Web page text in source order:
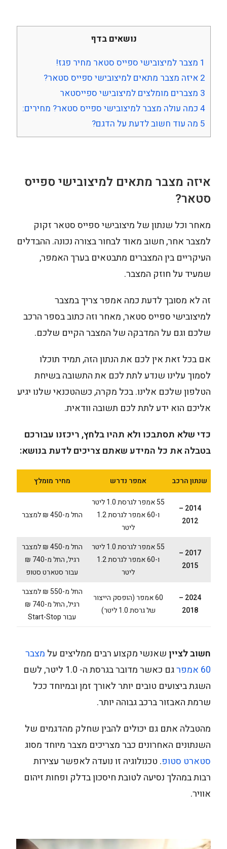
נושאים בדף
1 מצבר למיצובישי ספייס סטאר מחיר פגז!
2 איזה מצבר מתאים למיצובישי ספייס סטאר?
3 מצברים מומלצים למיצובישי ספייסטאר
4 כמה עולה מצבר למיצובישי ספייס סטאר? מחירים:
5 מה עוד חשוב לדעת על הדגם?
איזה מצבר מתאים למיצובישי ספייס
סטאר?
מאחר וכל שנתון של מיצובישי ספייס סטאר זקוק
למצבר אחר, חשוב מאוד לבחור בצורה נכונה. ההבדלים
העיקריים בין המצברים מתבטאים בערך האמפר,
שמעיד על חוזק המצבר.
זה לא מסובך לדעת כמה אמפר צריך במצבר
למיצובישי ספייס סטאר, מאחר וזה כתוב בספר הרכב
שלכם וגם על המדבקה של המצבר הקיים שלכם.
אם בכל זאת אין לכם את הנתון הזה, תמיד תוכלו
לסמוך עלינו שנדע לתת לכם את התשובה בשיחת
הטלפון שלכם אלינו. בכל מקרה, כשהטכנאי שלנו יגיע
אליכם הוא ידע לתת לכם תשובה וודאית.
כדי שלא תסתבכו ולא תהיו בלחץ, ריכזנו עבורכם
בטבלה את כל המידע שאתם צריכים לדעת בנושא:
שנתון הרכב אמפר נדרש מחיר מומלץ
2014 –
2012
55 אמפר לגרסת 1.0 ליטר
ו-60 אמפר לגרסת 1.2
ליטר
החל מ-450 ₪ למצבר
2017 –
2015
55 אמפר לגרסת 1.0 ליטר
ו-60 אמפר לגרסת 1.2
ליטר
החל מ-450 ₪ למצבר
רגיל, החל מ-740 ₪
עבור סטארט סטופ
2024 –
2018
60 אמפר (הופסק הייצור
של גרסת 1.0 ליטר)
החל מ-550 ₪ למצבר
רגיל, החל מ-740 ₪
עבור Start-Stop
חשוב לציין שאנשי מקצוע רבים ממליצים על מצבר
60 אמפר
גם כאשר מדובר בגרסת ה- 1.0 ליטר, לשם
השגת ביצועים טובים יותר לאורך זמן ובמיוחד ככל
שרמת האבזור ברכב גבוהה יותר.
מהטבלה אתם גם יכולים להבין שחלק מהדגמים של
השנתונים האחרונים כבר מצריכים מצבר מיוחד מסוג
סטארט סטופ. טכנולוגיה זו נועדה לאפשר עצירות
רבות במהלך נסיעה לטובת חיסכון בדלק ופחות זיהום
אוויר.